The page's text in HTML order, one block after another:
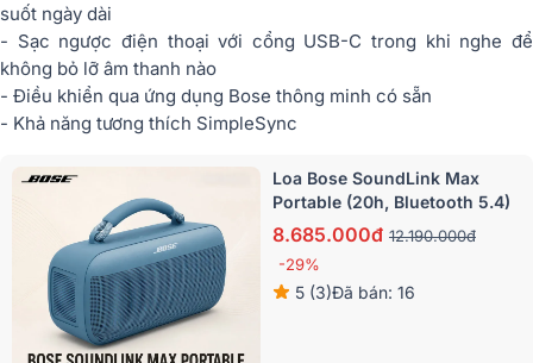
suốt ngày dài
- Sạc ngược điện thoại với cổng USB-C trong khi nghe để
không bỏ lỡ âm thanh nào
- Điều khiển qua ứng dụng Bose thông minh có sẵn
- Khả năng tương thích SimpleSync
Loa Bose SoundLink Max
Portable (20h, Bluetooth 5.4)
8.685.000đ 12.190.000đ
-29%
5 (3)Đã bán: 16